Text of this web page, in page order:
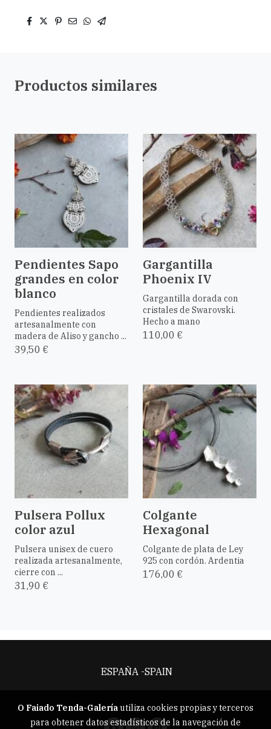
Productos similares
Pendientes Sapo
grandes en color
blanco
Pendientes realizados
artesanalmente con
madera de Aliso y gancho ...
39,50 €
Gargantilla
Phoenix IV
Gargantilla dorada con
cristales de Swarovski.
Hecho a mano
110,00 €
Pulsera Pollux
color azul
Pulsera unisex de cuero
realizada artesanalmente,
cierre con ...
31,90 €
Colgante
Hexagonal
Colgante de plata de Ley
925 con cordón. Ardentia
176,00 €
ESPAÑA -SPAIN
O Faiado Tenda-Galeríautiliza cookies propias y terceros
para obtener datos estadísticos de la navegación de